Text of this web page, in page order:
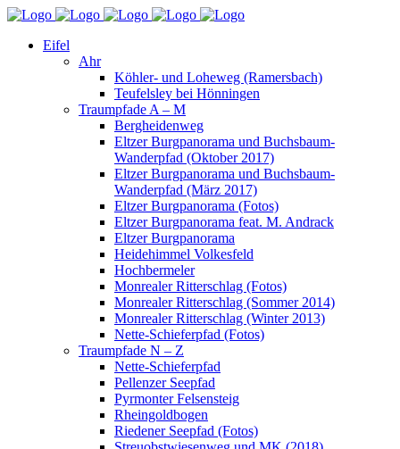
Eifel
Ahr
Köhler- und Loheweg (Ramersbach)
Teufelsley bei Hönningen
Traumpfade A – M
Bergheidenweg
Eltzer Burgpanorama und Buchsbaum-
Wanderpfad (Oktober 2017)
Eltzer Burgpanorama und Buchsbaum-
Wanderpfad (März 2017)
Eltzer Burgpanorama (Fotos)
Eltzer Burgpanorama feat. M. Andrack
Eltzer Burgpanorama
Heidehimmel Volkesfeld
Hochbermeler
Monrealer Ritterschlag (Fotos)
Monrealer Ritterschlag (Sommer 2014)
Monrealer Ritterschlag (Winter 2013)
Nette-Schieferpfad (Fotos)
Traumpfade N – Z
Nette-Schieferpfad
Pellenzer Seepfad
Pyrmonter Felsensteig
Rheingoldbogen
Riedener Seepfad (Fotos)